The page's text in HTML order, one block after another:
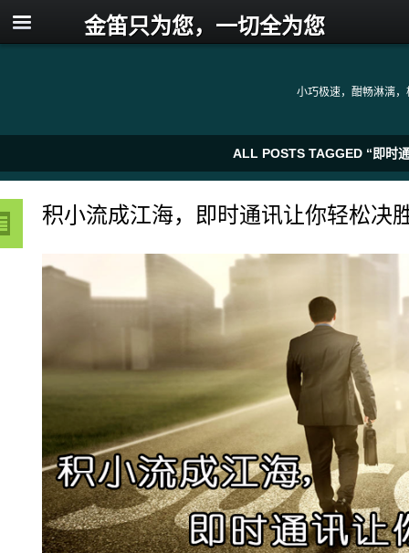
小巧极速，酣畅淋漓
金笛只为您，一切全为您
ALL POSTS TAGGED “即时
积小流成江海，即时通讯让你轻松决